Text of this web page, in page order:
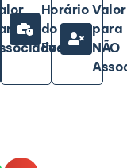
Horário
do
Evento
Valor
para
NÃO